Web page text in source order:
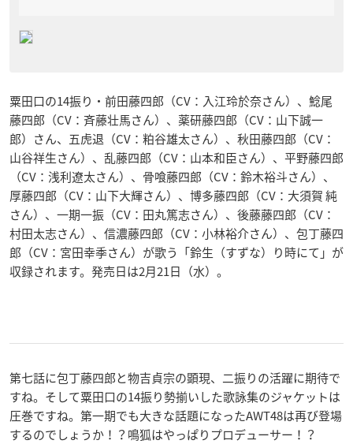
粟田口の14振り・前田藤四郎（CV：入江玲於奈さん）、鯰尾
藤四郎（CV：斉藤壮馬さん）、薬研藤四郎（CV：山下誠一
郎）さん、五虎退（CV：粕谷雄太さん）、秋田藤四郎（CV：
山谷祥生さん）、乱藤四郎（CV：山本和臣さん）、平野藤四郎
（CV：浅利遼太さん）、骨喰藤四郎（CV：鈴木裕斗さん）、
厚藤四郎（CV：山下大輝さん）、博多藤四郎（CV：大須賀 純
さん）、一期一振（CV：田丸篤志さん）、後藤藤四郎（CV：
村田太志さん）、信濃藤四郎（CV：小林裕介さん）、包丁藤四
郎（CV：宮田幸季さん）が歌う「鈴生（すずな）り時にて」が
収録されます。発売日は2月21日（水）。
第七話に包丁藤四郎と物吉貞宗の顕現、二振りの活躍に期待で
すね。そして粟田口の14振り勢揃いした歌詠集のジャケットは
圧巻ですね。第一期でも大きな話題になったAWT48は再び登場
するのでしょうか！？鳴狐はやっぱりプロデューサー！？